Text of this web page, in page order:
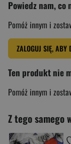
Powiedz nam, co
Pomóż innym i
ZALOGUJ SIĘ, ABY
Ten produkt nie
Pomóż innym i
Z tego samego